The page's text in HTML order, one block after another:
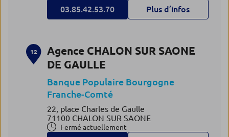
03.85.42.53.70 Plus d’infos
12
Agence CHALON SUR SAONE
DE GAULLE
Banque Populaire Bourgogne
Franche-Comté
22, place Charles de Gaulle
71100 CHALON SUR SAONE
Fermé actuellement